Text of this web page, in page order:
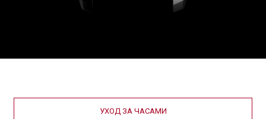
УХОД ЗА ЧАСАМИ